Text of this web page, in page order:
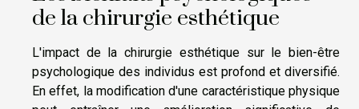
de la chirurgie esthétique
L'impact de la chirurgie esthétique sur le bien-être
psychologique des individus est profond et diversifié.
En effet, la modification d'une caractéristique physique